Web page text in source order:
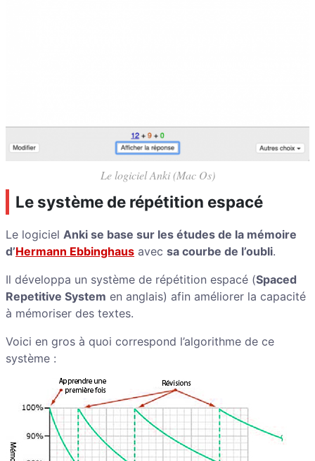
Le logiciel Anki (Mac Os)
Le système de répétition espacé
Le logiciel Anki se base sur les études de la mémoire
d’Hermann Ebbinghaus avec sa courbe de l’oubli.
Il développa un système de répétition espacé (Spaced
Repetitive System en anglais) afin améliorer la capacité
à mémoriser des textes.
Voici en gros à quoi correspond l’algorithme de ce
système :